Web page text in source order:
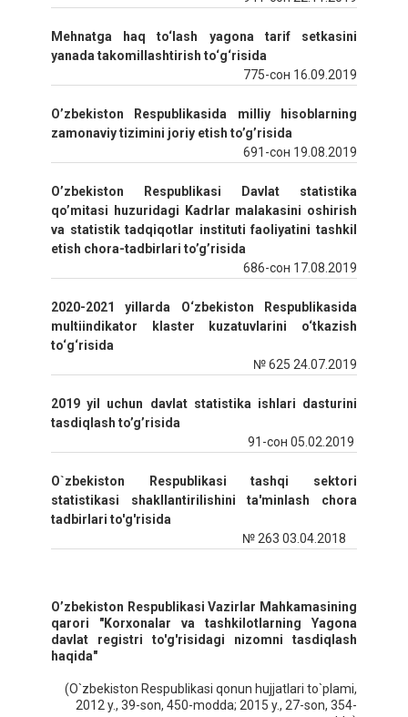
Mehnatga haq to‘lash yagona tarif setkasini
yanada takomillashtirish to‘g‘risida
775-сон 16.09.2019
O’zbekiston Respublikasida milliy hisoblarning
zamonaviy tizimini joriy etish to’g’risida
691-сон 19.08.2019
O’zbekiston Respublikasi Davlat statistika
qo’mitasi huzuridagi Kadrlar malakasini oshirish
va statistik tadqiqotlar instituti faoliyatini tashkil
etish chora-tadbirlari to’g’risida
686-сон 17.08.2019
2020-2021 yillarda O‘zbekiston Respublikasida
multiindikator klaster kuzatuvlarini o‘tkazish
to‘g‘risida
№ 625 24.07.2019
2019 yil uchun davlat statistika ishlari dasturini
tasdiqlash to’g’risida
91-сон 05.02.2019
O`zbekiston Respublikasi tashqi sektori
statistikasi shakllantirilishini ta'minlash chora
tadbirlari to'g'risida
№ 263 03.04.2018
O’zbеkiston Rеspublikasi Vazirlar Mahkamasining
qarori "Korxonalar va tashkilotlarning Yagona
davlat registri to'g'risidagi nizomni tasdiqlash
haqida"
(O`zbekiston Respublikasi qonun hujjatlari to`plami,
2012 y., 39-son, 450-modda; 2015 y., 27-son, 354-